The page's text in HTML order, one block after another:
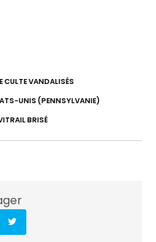
CULTE VANDALISÉS
UNIS (PENNSYLVANIE)
BRISÉ